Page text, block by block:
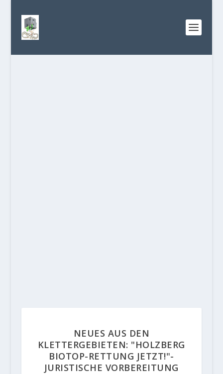
NEUES AUS DEN
KLETTERGEBIETEN: "HOLZBERG
BIOTOP-RETTUNG JETZT!"-
JURISTISCHE VORBEREITUNG